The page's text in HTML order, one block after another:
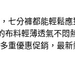
分褲都能輕鬆
料輕薄透氣不
優惠促銷，最